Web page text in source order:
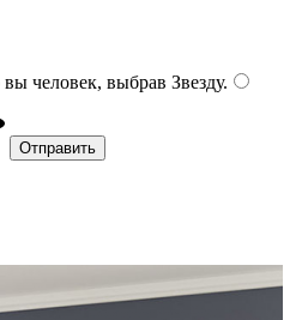
человек, выбрав Звезду.